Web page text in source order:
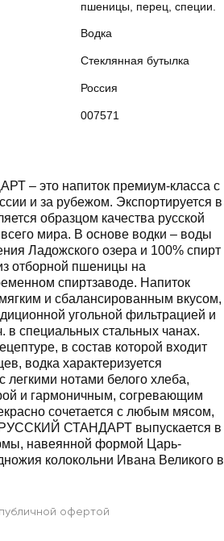
пшеницы, перец, специи.
Водка
Стеклянная бутылка
Россия
007571
– это напиток премиум-класса с
и за рубежом. Экспортируется в
образцом качества русской
мира. В основе водки – воды
Ладожского озера и 100% спирт
отборной пшеницы на
спиртзаводе. Напиток
и сбалансированным вкусом,
угольной фильтрацией и
в специальных стальных чанах.
в состав которой входит
водка характеризуется
нотами белого хлеба,
и гармоничным, согревающим
сочетается с любым мясом,
РУССКИЙ СТАНДАРТ выпускается в
навеянной формой Царь-
колокольни Ивана Великого в
офертой